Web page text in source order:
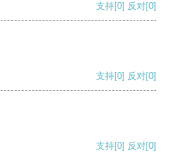
支持[0] 反对[0]
支持[0] 反对[0]
支持[0] 反对[0]